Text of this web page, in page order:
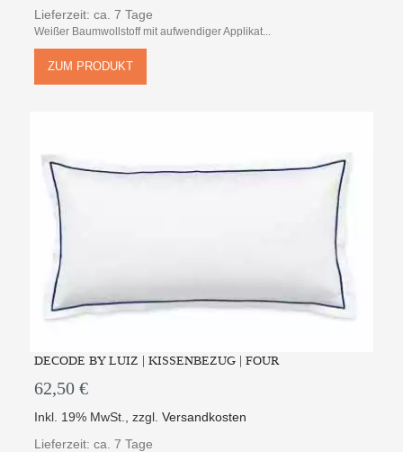
Lieferzeit: ca. 7 Tage
Weißer Baumwollstoff mit aufwendiger Applikat...
ZUM PRODUKT
DECODE BY LUIZ | KISSENBEZUG | FOUR
62,50 €
Inkl. 19% MwSt. ,zzgl.Versandkosten
Lieferzeit: ca. 7 Tage